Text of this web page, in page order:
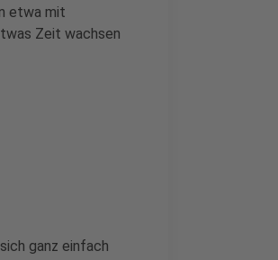
etwa mit
Zeit wachsen
ganz einfach